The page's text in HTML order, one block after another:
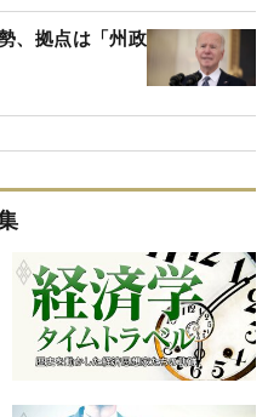
、拠点は「州政